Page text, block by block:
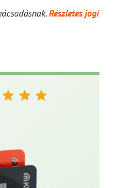
Részletes jogi